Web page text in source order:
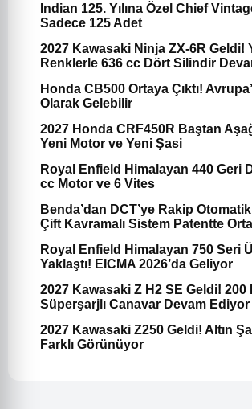
Indian 125. Yılına Özel Chief
Sadece 125 Adet
2027 Kawasaki Ninja ZX-6R Geldi!
Renklerle 636 cc Dört Silindir
Honda CB500 Ortaya Çıktı!
Olarak Gelebilir
2027 Honda CRF450R Baştan
Yeni Motor ve Yeni Şasi
Royal Enfield Himalayan 440 Geri
cc Motor ve 6 Vites
Benda’dan DCT’ye Rakip
Çift Kavramalı Sistem Patentte
Royal Enfield Himalayan 750 Seri
Yaklaştı! EICMA 2026’da Geliyor
2027 Kawasaki Z H2 SE Geldi! 200
Süperşarjlı Canavar Devam Ediyor
2027 Kawasaki Z250 Geldi! Altın
Farklı Görünüyor